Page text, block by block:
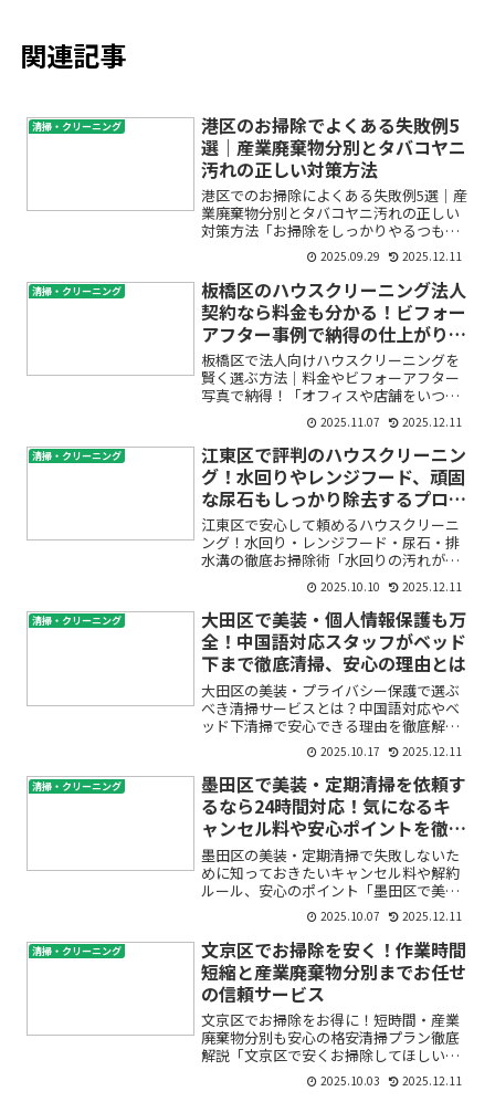
関連記事
清掃・クリーニング
港区のお掃除でよくある失敗例5
選｜産業廃棄物分別とタバコヤニ
汚れの正しい対策方法
港区でのお掃除によくある失敗例5選｜産
業廃棄物分別とタバコヤニ汚れの正しい
対策方法「お掃除をしっかりやるつもり
が、思っていた以上に難しい…」「産業
廃棄物の分別やタバコのヤニ汚れが全然
落ちなくて不安…」そんなお悩みをお持
ちではありませんか？特...
2025.09.29 2025.12.11
清掃・クリーニング
板橋区のハウスクリーニング法人
契約なら料金も分かる！ビフォー
アフター事例で納得の仕上がりを
実感
板橋区で法人向けハウスクリーニングを
賢く選ぶ方法｜料金やビフォーアフター
写真で納得！「オフィスや店舗をいつも
清潔に保ちたいけれど、どのハウスクリ
ーニング業者が良いのか分からない…」
「法人契約となると料金が不明瞭で不
安」「どこまで綺麗にしてく...
2025.11.07 2025.12.11
清掃・クリーニング
江東区で評判のハウスクリーニン
グ！水回りやレンジフード、頑固
な尿石もしっかり除去するプロの
技とは
江東区で安心して頼めるハウスクリーニ
ング！水回り・レンジフード・尿石・排
水溝の徹底お掃除術「水回りの汚れがど
うしても落ちない」「レンジフードや排
水溝のベタベタが気になる」「尿石の黄
ばみやにおいが取れなくて恥ずかし
い…」そんなお悩み、実は江東...
2025.10.10 2025.12.11
清掃・クリーニング
大田区で美装・個人情報保護も万
全！中国語対応スタッフがベッド
下まで徹底清掃、安心の理由とは
大田区の美装・プライバシー保護で選ぶ
べき清掃サービスとは？中国語対応やベ
ッド下清掃で安心できる理由を徹底解説
「ハウスクリーニングを頼みたいけれ
ど、個人情報の管理やプライバシーが心
配…」「中国語が話せるスタッフがいた
らもっと安心なのに」「ベッ...
2025.10.17 2025.12.11
清掃・クリーニング
墨田区で美装・定期清掃を依頼す
るなら24時間対応！気になるキ
ャンセル料や安心ポイントを徹底
解説
墨田区の美装・定期清掃で失敗しないた
めに知っておきたいキャンセル料や解約
ルール、安心のポイント「墨田区で美装
や定期清掃を頼みたいけど、もし予定変
更やキャンセルが必要になったらどうな
るの？」「突然の用事や体調不良、事情
があって清掃日を変えたい...
2025.10.07 2025.12.11
清掃・クリーニング
文京区でお掃除を安く！作業時間
短縮と産業廃棄物分別までお任せ
の信頼サービス
文京区でお掃除をお得に！短時間・産業
廃棄物分別も安心の格安清掃プラン徹底
解説「文京区で安くお掃除してほしい」
「忙しいので短時間で済ませたい」「ご
みの分別や産業廃棄物処理まで任せられ
2025.10.03 2025.12.11